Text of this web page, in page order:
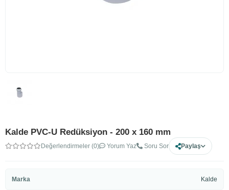
Kalde PVC-U Redüksiyon - 200 x 160 mm
Değerlendirmeler (0) Yorum Yaz Soru Sor Paylaş
Marka Kalde